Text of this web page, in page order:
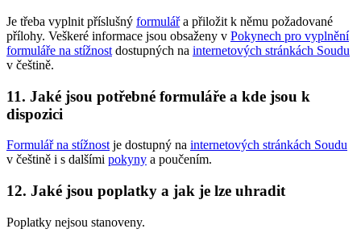
Je třeba vyplnit příslušný formulářa přiložit k němu požadované
přílohy. Veškeré informace jsou obsaženy v Pokynech pro vyplnění
formuláře na stížnost dostupných na internetových stránkách Soudu
v češtině.
11. Jaké jsou potřebné formuláře a kde jsou k
dispozici
Formulář na stížnost je dostupný na internetových stránkách Soudu
v češtině i s dalšími pokyny a poučením.
12. Jaké jsou poplatky a jak je lze uhradit
Poplatky nejsou stanoveny.